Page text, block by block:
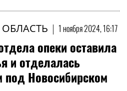
| 1 ноября 2024, 16:17
опеки оставила
и отделалась
Новосибирском